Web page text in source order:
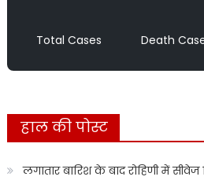
Total Cases Death
हाल की पोस्ट
लगातार बारिश के बाद रोहिणी में